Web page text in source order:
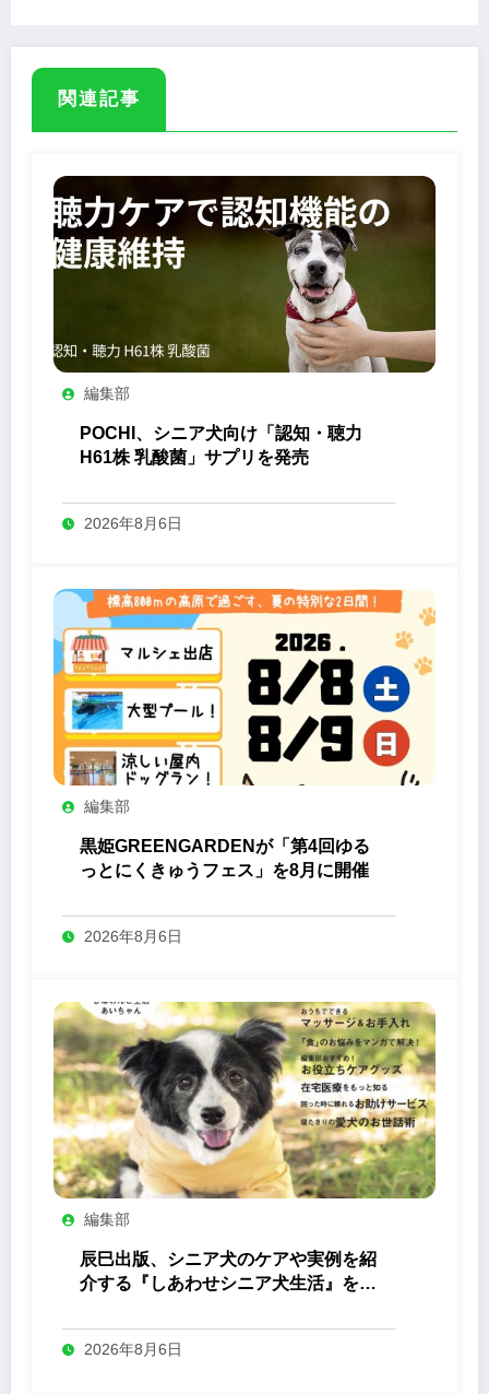
関連記事
編集部
POCHI、シニア犬向け「認知・聴力
H61株 乳酸菌」サプリを発売
2026年8月6日
編集部
黒姫GREENGARDENが「第4回ゆる
っとにくきゅうフェス」を8月に開催
2026年8月6日
編集部
辰巳出版、シニア犬のケアや実例を紹
介する『しあわせシニア犬生活』を発
2026年8月6日